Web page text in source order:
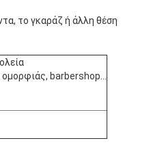
το γκαράζ ή άλλη θέση
ομορφιάς, barbershop…